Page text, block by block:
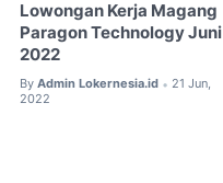
Lowongan Kerja Magang
Paragon Technology Juni
2022
By Admin Lokernesia.id • 21 Jun,
2022